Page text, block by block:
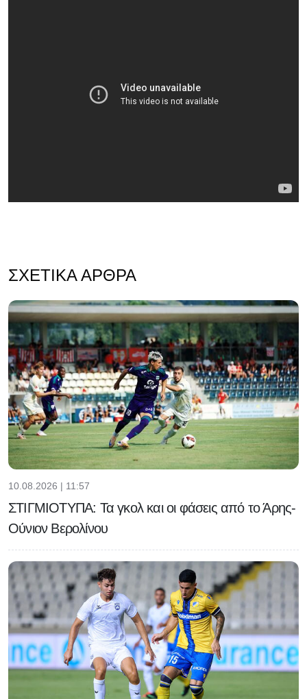
ΣΧΕΤΙΚΆ ΆΡΘΡΑ
10.08.2026 | 11:57
ΣΤΙΓΜΙΟΤΥΠΑ: Τα γκολ και οι φάσεις από το Άρης-
Ούνιον Βερολίνου